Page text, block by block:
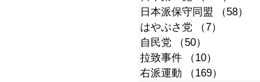
日本派保守同盟
（58）
はやぶさ党
（7）
自民党
（50）
拉致事件
（10）
右派運動
（169）